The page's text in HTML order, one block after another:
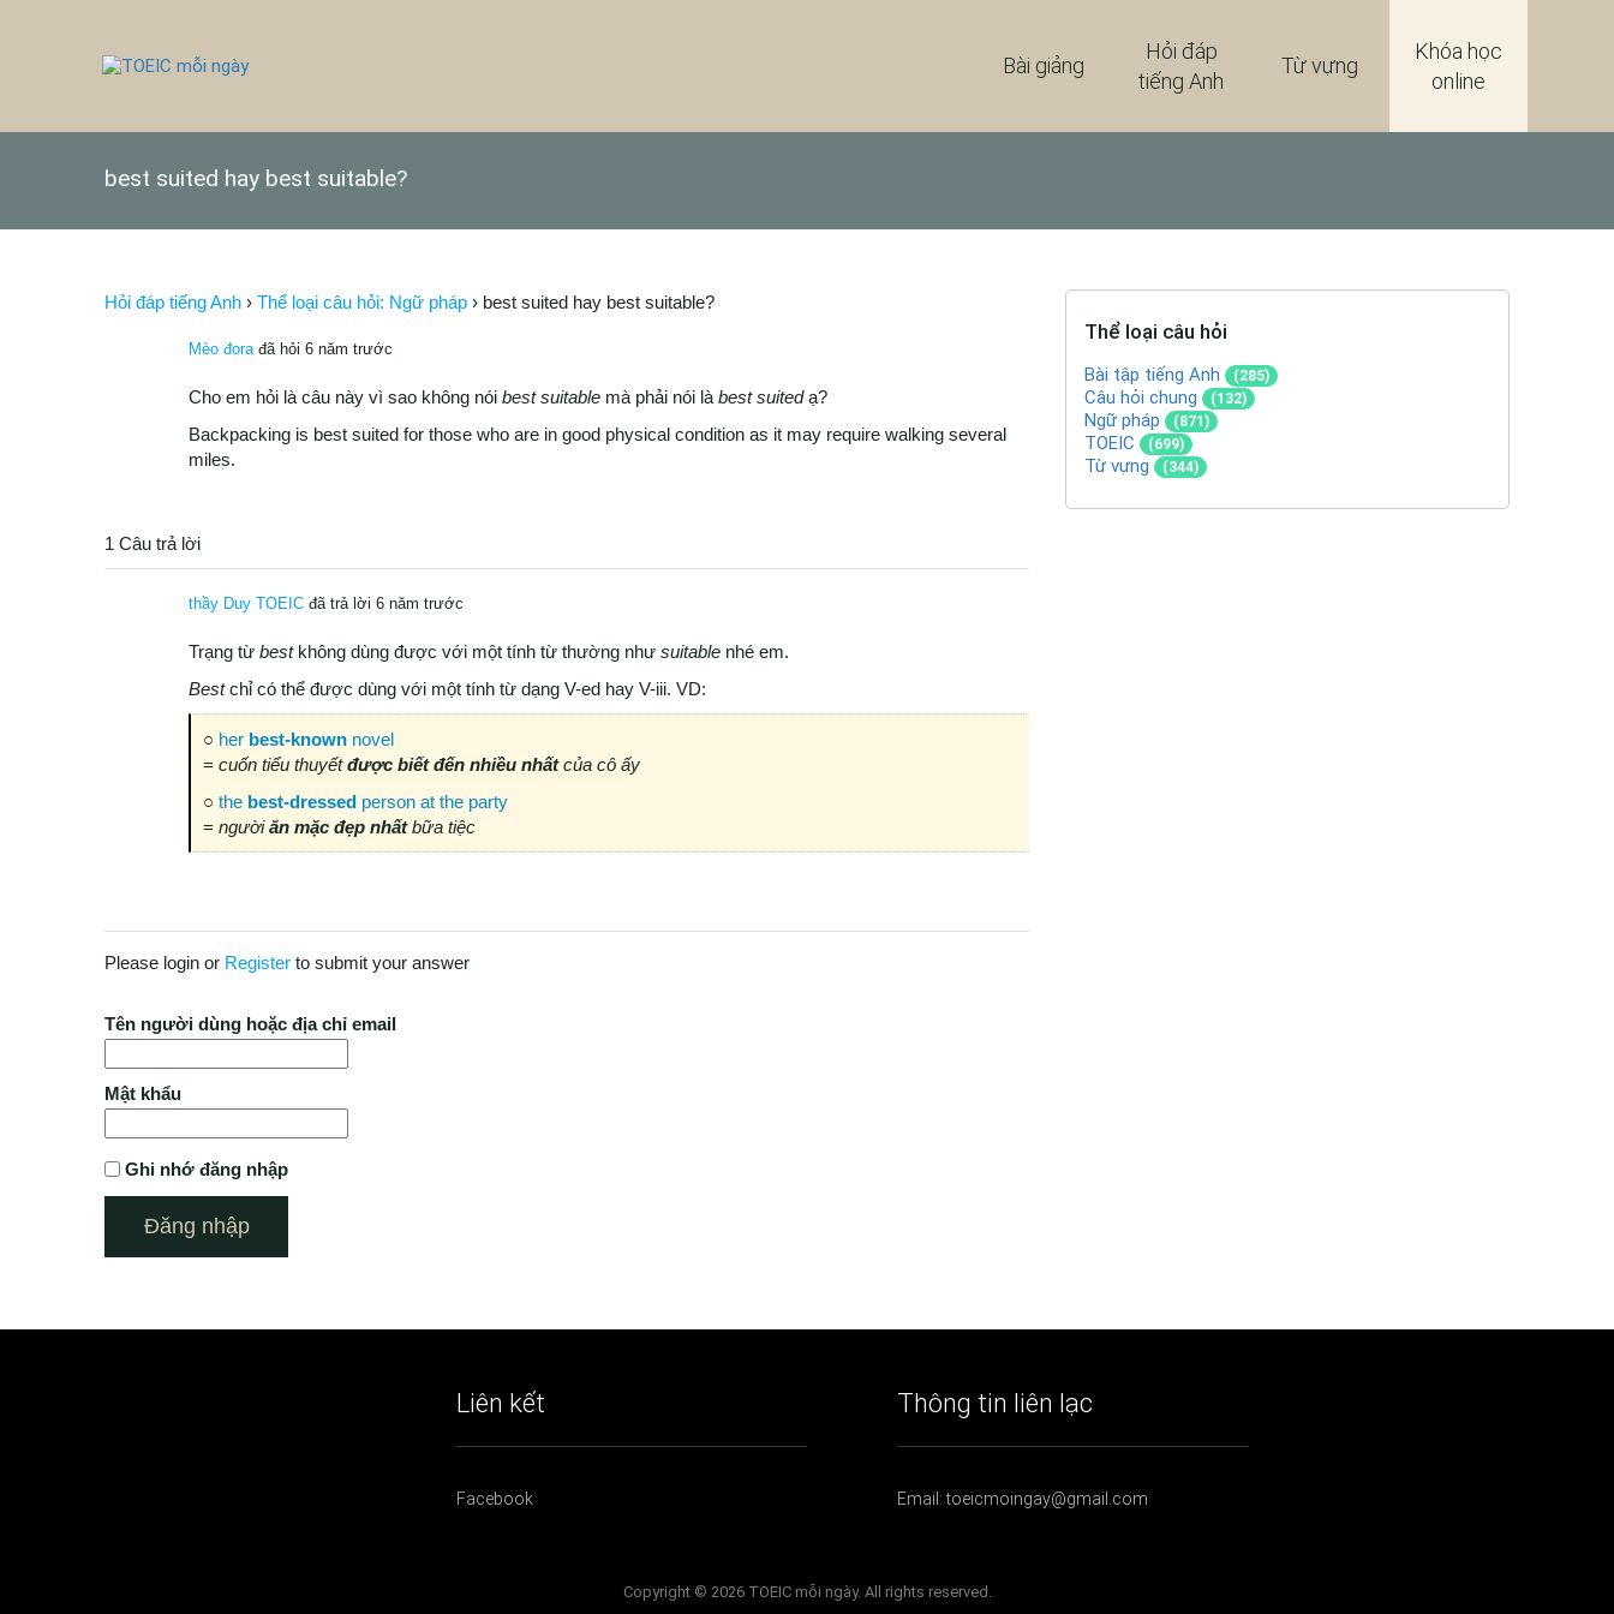
Khóa học
online
Từ vựng
Hỏi đáp
tiếng Anh
Bài giảng
best suited hay best suitable?
Hỏi đáp tiếng Anh › Thể loại câu hỏi: Ngữ pháp › best suited hay best suitable?
Mèo đorađã hỏi 6 năm trước
Cho em hỏi là câu này vì sao không nói best suitable mà phải nói là best suitedạ?
Backpacking is best suited for those who are in good physical condition as it may require walking several
miles.
1 Câu trả lời
thầy Duy TOEIC đã trả lời 6 năm trước
Trạng từ bestkhông dùng được với một tính từ thường như suitable nhé em.
Bestchỉ có thể được dùng với một tính từ dạng V-ed hay V-iii. VD:
○ her best-known novel
= cuốn tiểu thuyếtđược biết đến nhiều nhấtcủa cô ấy
○ the best-dressed person at the party
= ngườiăn mặc đẹp nhấtbữa tiệc
Please login or Register to submit your answer
Tên người dùng hoặc địa chỉ email
Mật khẩu
Ghi nhớ đăng nhập
Thể loại câu hỏi
Bài tập tiếng Anh (285)
Câu hỏi chung (132)
Ngữ pháp (871)
TOEIC (699)
Từ vựng (344)
Liên kết
Facebook
Thông tin liên lạc
Email: toeicmoingay@gmail.com
Copyright © 2026 TOEIC mỗi ngày. All rights reserved.